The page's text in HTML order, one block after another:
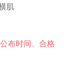
肌
布时间、合格